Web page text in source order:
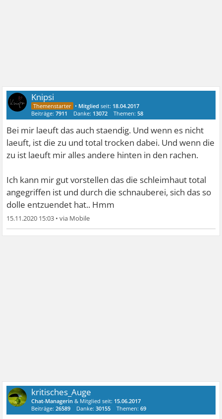
Knipsi
• Mitglied seit: 18.04.2017
Beiträge:7911 Danke: 13072 Themen:58
Bei mir laeuft das auch staendig. Und wenn es nicht
laeuft, ist die zu und total trocken dabei. Und wenn die
zu ist laeuft mir alles andere hinten in den rachen.
Ich kann mir gut vorstellen das die schleimhaut total
angegriffen ist und durch die schnauberei, sich das so
dolle entzuendet hat.. Hmm
15.11.2020 15:03 •
kritisches_Auge
Chat-Managerin & Mitglied seit: 15.06.2017
Beiträge:26589 Danke:30155 Themen:69